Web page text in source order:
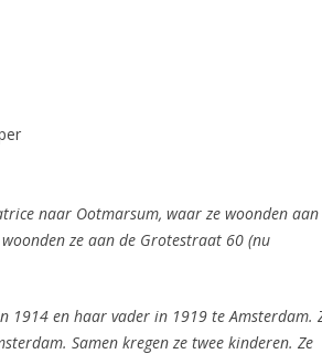
naar Ootmarsum, waar ze woonden aan
ze aan de Grotestraat 60 (nu
1914 en haar vader in 1919 te Amsterdam.
Samen kregen ze twee kinderen. Ze